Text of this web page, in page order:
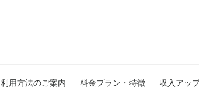
利用方法のご案内 料金プラン・特徴 収入アッ